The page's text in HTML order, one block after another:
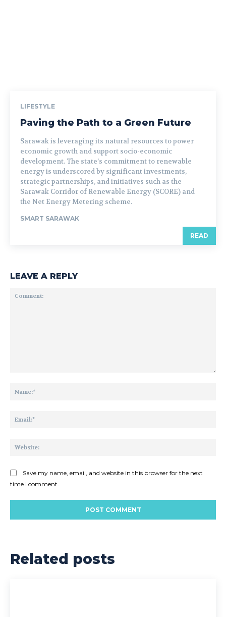
LIFESTYLE
Paving the Path to a Green Future
Sarawak is leveraging its natural resources to power
economic growth and support socio-economic
development. The state’s commitment to renewable
energy is underscored by significant investments,
strategic partnerships, and initiatives such as the
Sarawak Corridor of Renewable Energy (SCORE) and
the Net Energy Metering scheme.
SMART SARAWAK
READ
LEAVE A REPLY
Save my name, email, and website in this browser for the next
time I comment.
Related posts